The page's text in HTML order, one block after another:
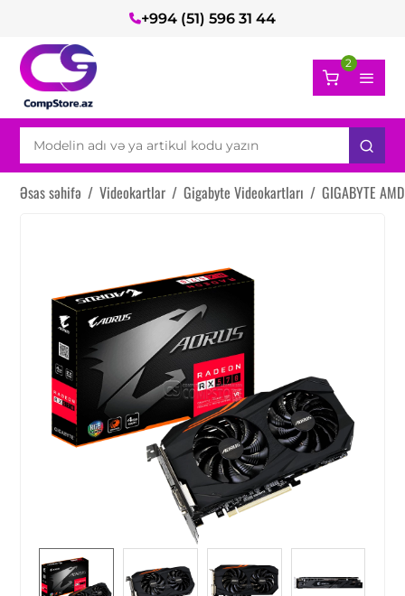
+994 (51) 596 31 44
2
Əsas səhifə / Videokartlar / Gigabyte Videokartları / GIGABYTE